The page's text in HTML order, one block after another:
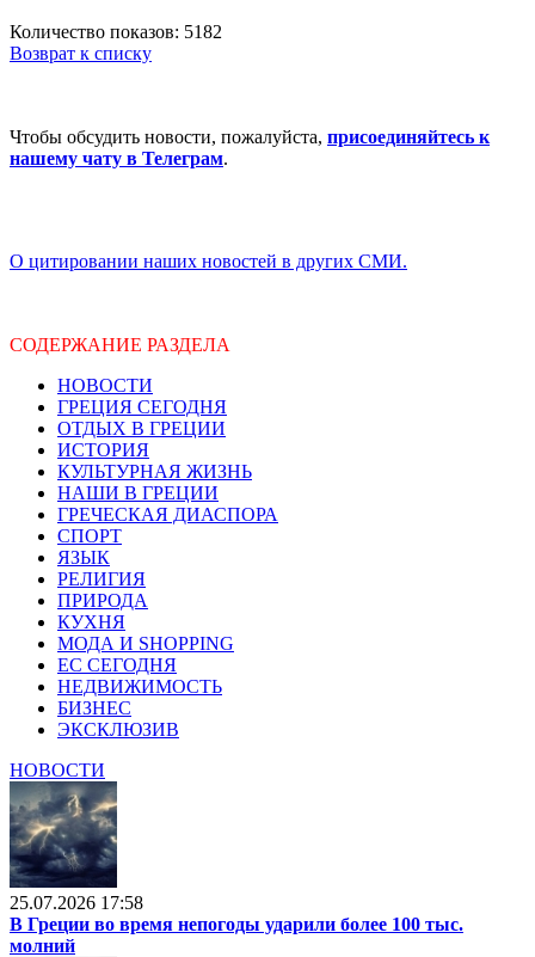
Количество показов: 5182
Возврат к списку
Чтобы обсудить новости, пожалуйста, присоединяйтесь к
нашему чату в Телеграм.
О цитировании наших новостей в других СМИ.
СОДЕРЖАНИЕ РАЗДЕЛА
НОВОСТИ
ГРЕЦИЯ СЕГОДНЯ
ОТДЫХ В ГРЕЦИИ
ИСТОРИЯ
КУЛЬТУРНАЯ ЖИЗНЬ
НАШИ В ГРЕЦИИ
ГРЕЧЕСКАЯ ДИАСПОРА
СПОРТ
ЯЗЫК
РЕЛИГИЯ
ПРИРОДА
КУХНЯ
МОДА И SHOPPING
ЕС СЕГОДНЯ
НЕДВИЖИМОСТЬ
БИЗНЕС
ЭКСКЛЮЗИВ
НОВОСТИ
25.07.2026 17:58
В Греции во время непогоды ударили более 100 тыс.
молний